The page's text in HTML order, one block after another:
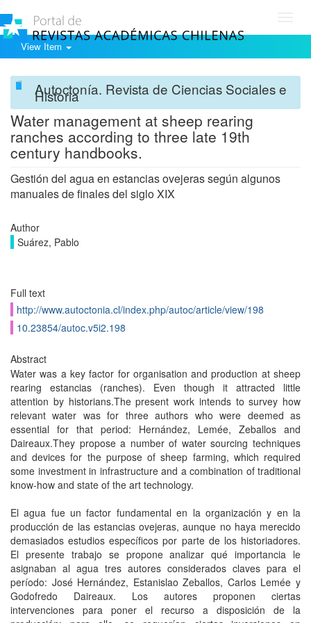
View Item
Autoctonía. Revista de Ciencias Sociales e
Historia
Water management at sheep rearing
ranches according to three late 19th
century handbooks.
Gestión del agua en estancias ovejeras según algunos
manuales de finales del siglo XIX
Author
Suárez, Pablo
Full text
http://www.autoctonia.cl/index.php/autoc/article/view/198
10.23854/autoc.v5i2.198
Abstract
Water was a key factor for organisation and production at sheep
rearing estancias (ranches). Even though it attracted little
attention by historians.The present work intends to survey how
relevant water was for three authors who were deemed as
essential for that period: Hernández, Lemée, Zeballos and
Daireaux.They propose a number of water sourcing techniques
and devices for the purpose of sheep farming, which required
some investment in infrastructure and a combination of traditional
know-how and state of the art technology.
El agua fue un factor fundamental en la organización y en la
producción de las estancias ovejeras, aunque no haya merecido
demasiados estudios específicos por parte de los historiadores.
El presente trabajo se propone analizar qué importancia le
asignaban al agua tres autores considerados claves para el
período: José Hernández, Estanislao Zeballos, Carlos Lemée y
Godofredo Daireaux. Los autores proponen ciertas
intervenciones para poner el recurso a disposición de la